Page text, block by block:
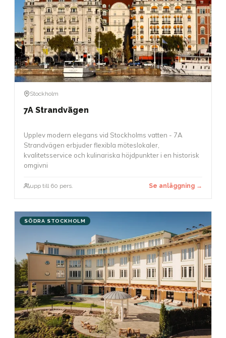
Stockholm
7A Strandvägen
Upplev modern elegans vid Stockholms vatten - 7A
Strandvägen erbjuder flexibla möteslokaler,
kvalitetsservice och kulinariska höjdpunkter i en historisk
omgivni
upp till 60 pers. Se anläggning →
SÖDRA STOCKHOLM